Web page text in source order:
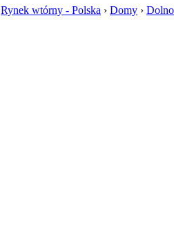
Rynek wtórny - Polska › Domy ›